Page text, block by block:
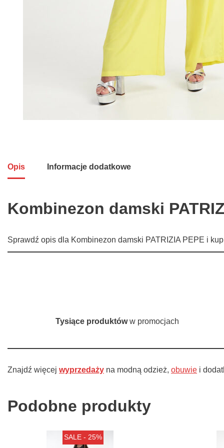
Opis Informacje dodatkowe
Kombinezon damski
Sprawdź opis dla Kombinezon damski PATRIZIA PEPE i
Tysiące produktóww promocjach
Znajdź więcej wyprzedaży na modną odzież, obuwie i
Podobne produkty
SALE - 25%